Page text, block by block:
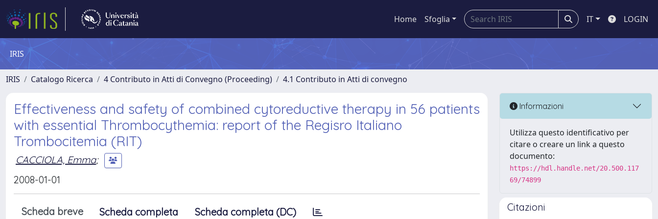
Home Sfoglia IT LOGIN
IRIS
IRIS Catalogo Ricerca 4 Contributo in Atti di Convegno (Proceeding) 4.1 Contributo in Atti di convegno
Effectiveness and safety of combined cytoreductive therapy in 56 patients
with essential Thrombocythemia: report of the Regisro Italiano
Trombocitemia (RIT)
CACCIOLA, Emma;
2008-01-01
Scheda breve Scheda completa Scheda completa (DC)
Informazioni
Utilizza questo identificativo per
citare o creare un link a questo
documento:
https://hdl.handle.net/20.500.117
69/74899
Citazioni